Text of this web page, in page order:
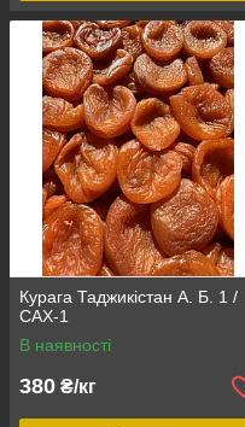
Курага Таджикістан А. Б. 1 /
САХ-1
В наявності
380 ₴/кг